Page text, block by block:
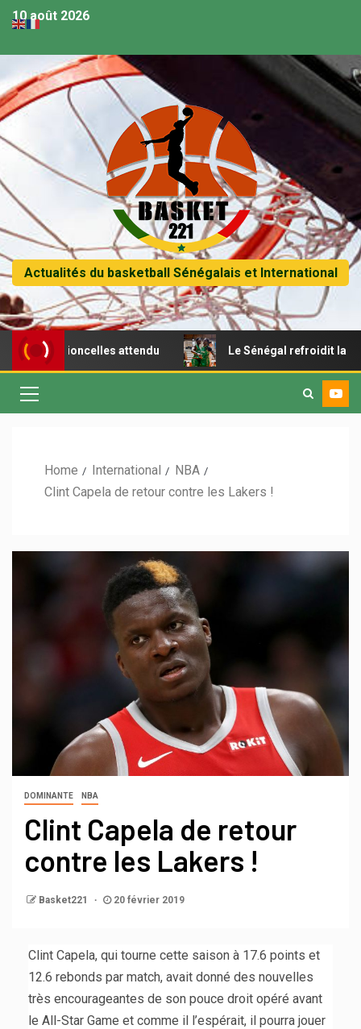
10 août 2026
Actualités du basketball Sénégalais et International
lioncelles attendu Le Sénégal refroidit la Tunisie et
Home International
NBA
Clint Capela de retour contre les Lakers !
DOMINANTE NBA
Clint Capela de retour
contre les Lakers !
Basket221 20 février 2019
Clint Capela, qui tourne cette saison à 17.6 points et
12.6 rebonds par match, avait donné des nouvelles
très encourageantes de son pouce droit opéré avant
le All-Star Game et comme il l’espérait, il pourra jouer